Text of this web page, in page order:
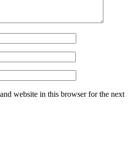
website in this browser for the next